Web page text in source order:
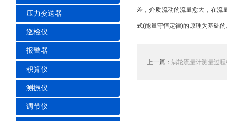
压力变送器
巡检仪
报警器
积算仪
测振仪
调节仪
差，介质流动的流量愈大，在
式(能量守恒定律)的原理为基础的
上一篇： 涡轮流量计测量过